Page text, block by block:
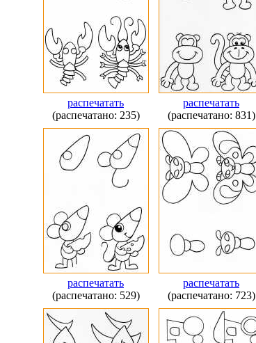
распечатать
(распечатано: 235)
распечатать
(распечатано: 831)
распечатать
(распечатано: 529)
распечатать
(распечатано: 723)